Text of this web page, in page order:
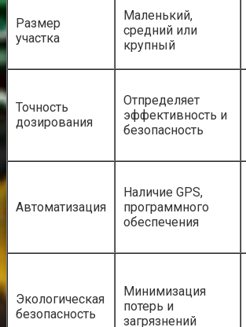
Размер
участка
Маленький,
средний или
крупный
Точность
дозирования
Отпределяет
эффективность и
безопасность
Автоматизация
Наличие GPS,
программного
обеспечения
Экологическая
безопасность
Минимизация
потерь и
загрязнений